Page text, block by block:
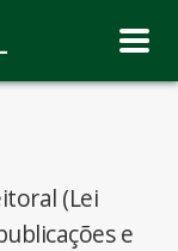
(Lei
e